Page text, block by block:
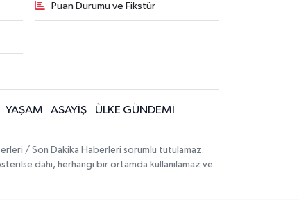
Puan Durumu ve Fikstür
YAŞAM ASAYİŞ ÜLKE GÜNDEMİ
/ Son Dakika Haberleri sorumlu tutulamaz.
dahi, herhangi bir ortamda kullanılamaz ve